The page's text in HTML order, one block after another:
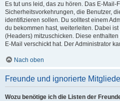
Es tut uns leid, das zu hören. Das E-
Sicherheitsvorkehrungen, die Benutzer,
identifizieren sollen. Du solltest einem
du bekommen hast, weiterleiten. Dabei
(Headers) mitzuschicken. Diese
E-Mail verschickt hat. Der Administrator
Nach oben
Freunde und ignorierte
Wozu benötige ich die Listen der